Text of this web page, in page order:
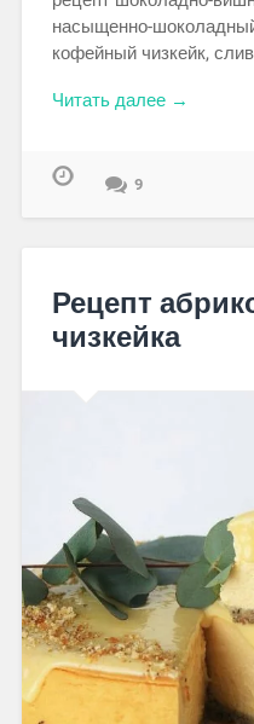
насыщенно-
кофейный чизкейк,
Читать далее →
9
Рецепт
чизкейка